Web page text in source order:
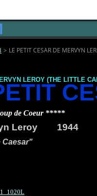
> LE PETIT CESAR DE MERVYN
LEROY (THE LITTLE
de Coeur *****
Leroy 1944
Caesar"